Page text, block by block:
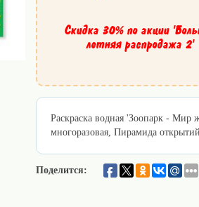
Скидка 30% по акции
летняя распродажа 2'
Раскраска водная 'Зоопарк - Мир
многоразовая, Пирамида
Поделится: